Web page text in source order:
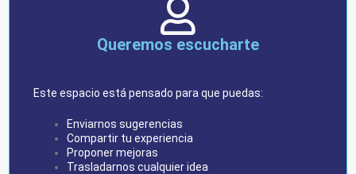
Queremos escucharte
Este espacio está pensado para que puedas:
Enviarnos sugerencias
Compartir tu experiencia
Proponer mejoras
Trasladarnos cualquier idea